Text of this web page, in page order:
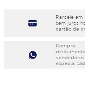
Parcele em
sem juros
cartão de
Compre
vendedores